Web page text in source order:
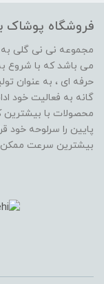
فروشگاه پوشاک
مجموعه نی نی گلی
حرفه ای ، به عنوان
گانه به فعالیت خود
محصولات با بیشترین
پایین را سرلوحه خود
بیشترین سرعت ممکن